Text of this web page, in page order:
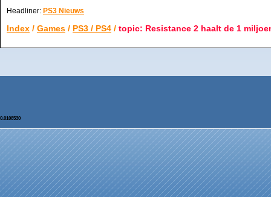
Headliner: PS3 Nieuws
Index / Games / PS3 / PS4 / topic: Resistance 2 haalt de 1
0.0108530